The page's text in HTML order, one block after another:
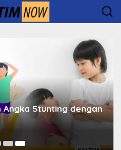
Angka Stunting dengan